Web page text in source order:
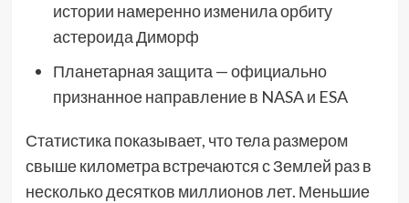
истории намеренно изменила орбиту
астероида Диморф
Планетарная защита — официально
признанное направление в NASA и ESA
Статистика показывает, что тела размером
свыше километра встречаются с Землей раз в
несколько десятков миллионов лет. Меньшие